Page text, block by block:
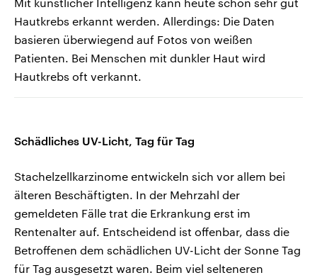
Mit künstlicher Intelligenz kann heute schon sehr gut
Hautkrebs erkannt werden. Allerdings: Die Daten
basieren überwiegend auf Fotos von weißen
Patienten. Bei Menschen mit dunkler Haut wird
Hautkrebs oft verkannt.
Schädliches UV-Licht, Tag für Tag
Stachelzellkarzinome entwickeln sich vor allem bei
älteren Beschäftigten. In der Mehrzahl der
gemeldeten Fälle trat die Erkrankung erst im
Rentenalter auf. Entscheidend ist offenbar, dass die
Betroffenen dem schädlichen UV-Licht der Sonne Tag
für Tag ausgesetzt waren. Beim viel selteneren